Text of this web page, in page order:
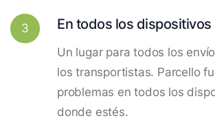
3 En todos los dispositivos
Un lugar para todos los
los transportistas. Parcello
problemas en todos los
donde estés.